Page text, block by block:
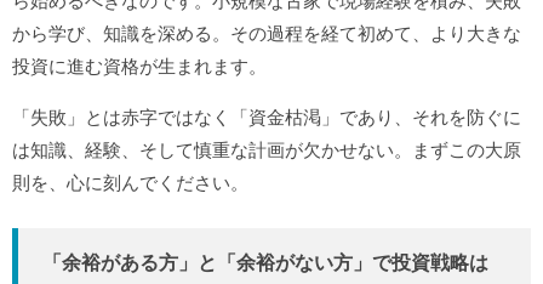
から学び、知識を深める。その過程を経て初めて、より大きな
投資に進む資格が生まれます。
「失敗」とは赤字ではなく「資金枯渇」であり、それを防ぐに
は知識、経験、そして慎重な計画が欠かせない。まずこの大原
則を、心に刻んでください。
「余裕がある方」と「余裕がない方」で投資戦略は